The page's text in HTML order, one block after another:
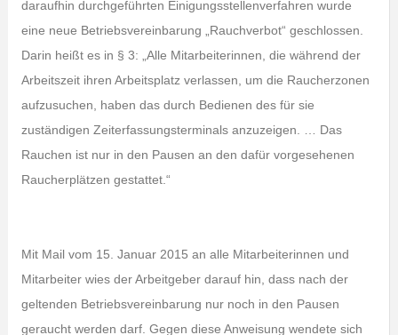
daraufhin durchgeführten Einigungsstellenverfahren wurde
eine neue Betriebsvereinbarung „Rauchverbot“ geschlossen.
Darin heißt es in § 3: „Alle Mitarbeiterinnen, die während der
Arbeitszeit ihren Arbeitsplatz verlassen, um die Raucherzonen
aufzusuchen, haben das durch Bedienen des für sie
zuständigen Zeiterfassungsterminals anzuzeigen. … Das
Rauchen ist nur in den Pausen an den dafür vorgesehenen
Raucherplätzen gestattet.“
Mit Mail vom 15. Januar 2015 an alle Mitarbeiterinnen und
Mitarbeiter wies der Arbeitgeber darauf hin, dass nach der
geltenden Betriebsvereinbarung nur noch in den Pausen
geraucht werden darf. Gegen diese Anweisung wendete sich